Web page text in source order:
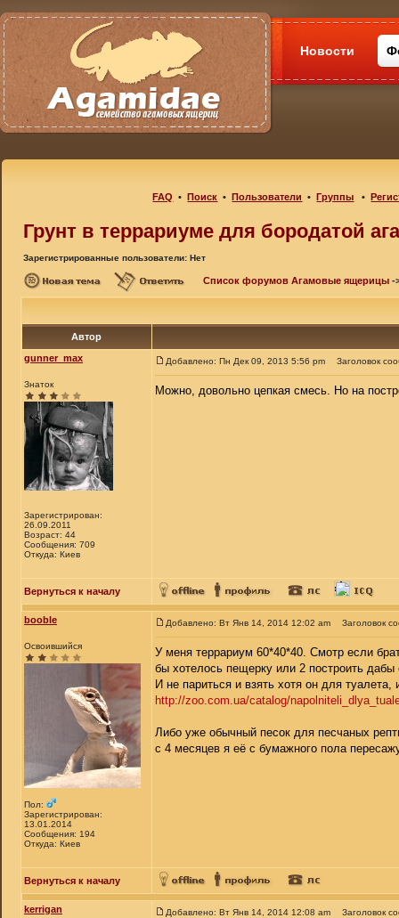
Новости
FAQ •Поиск •Пользователи •Группы •
Грунт в террариуме для бородатой
Зарегистрированные пользователи: Нет
Список форумов Агамовые ящерицы -
Автор
gunner_max
Знаток
Зарегистрирован:
26.09.2011
Возраст: 44
Сообщения: 709
Откуда: Киев
Добавлено: Пн Дек 09, 2013 5:56 pm Заголовок
Можно, довольно цепкая смесь. Но на
Вернуться к началу
booble
Освоившийся
Пол:
Зарегистрирован:
13.01.2014
Сообщения: 194
Откуда: Киев
Добавлено: Вт Янв 14, 2014 12:02 am Заголовок
У меня террариум 60*40*40. Смотр если
бы хотелось пещерку или 2 построить
И не париться и взять хотя он для
http://zoo.com.ua/catalog/
Либо уже обычный песок для песчаных
с 4 месяцев я её с бумажного пола
Вернуться к началу
kerrigan Добавлено: Вт Янв 14, 2014 12:08 am Заголовок